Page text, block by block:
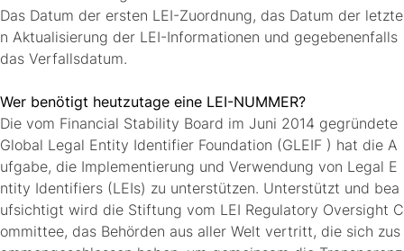
Das Datum der ersten LEI-Zuordnung, das Datum der letzte
n Aktualisierung der LEI-Informationen und gegebenenfalls
das Verfallsdatum.
Wer benötigt heutzutage eine LEI-NUMMER?
Die vom Financial Stability Board im Juni 2014 gegründete
Global Legal Entity Identifier Foundation (GLEIF ) hat die A
ufgabe, die Implementierung und Verwendung von Legal E
ntity Identifiers (LEIs) zu unterstützen. Unterstützt und bea
ufsichtigt wird die Stiftung vom LEI Regulatory Oversight C
ommittee, das Behörden aus aller Welt vertritt, die sich zus